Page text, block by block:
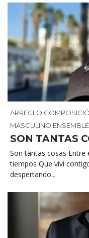
ARREGLO
MASCULINO
SON TANTAS
Son tantas cosas Entre
tiempos Que viví
despertando...